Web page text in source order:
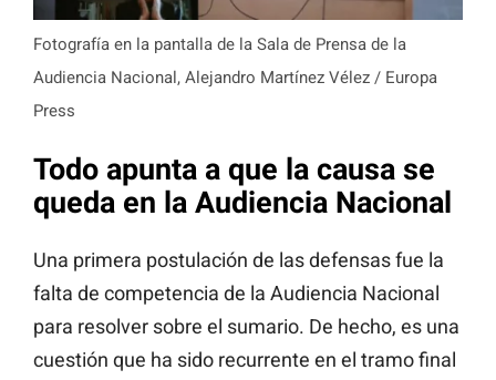
Fotografía en la pantalla de la Sala de Prensa de la
Audiencia Nacional, Alejandro Martínez Vélez / Europa
Press
Todo apunta a que la causa se
queda en la Audiencia Nacional
Una primera postulación de las defensas fue la
falta de competencia de la Audiencia Nacional
para resolver sobre el sumario. De hecho, es una
cuestión que ha sido recurrente en el tramo final